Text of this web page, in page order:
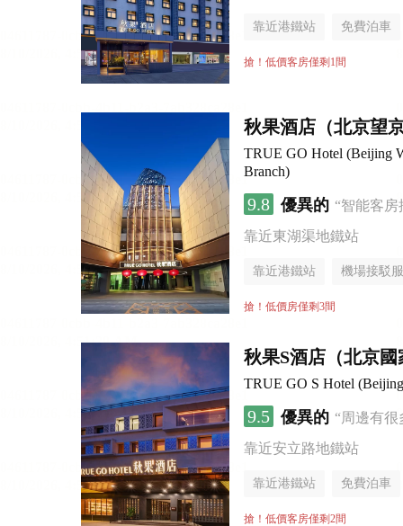
靠近港鐵站 免費泊車
行李寄存服務
搶！低價客房僅剩1間
秋果酒店（北京望
TRUE GO Hotel (Beijing
Branch)
9.8 優異的 “智能客
靠近東湖渠地鐵站
靠近港鐵站 機場接駁
無煙樓層
搶！低價房僅剩3間
秋果S酒店（北京
TRUE GO S Hotel
9.5 優異的 “周邊有
靠近安立路地鐵站
靠近港鐵站 免費泊車
行李寄存服務
搶！低價客房僅剩2間